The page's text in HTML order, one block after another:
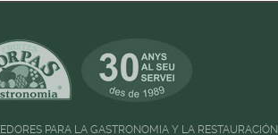
PARA LA GASTRONOMIA Y LA RESTAURACIÓN